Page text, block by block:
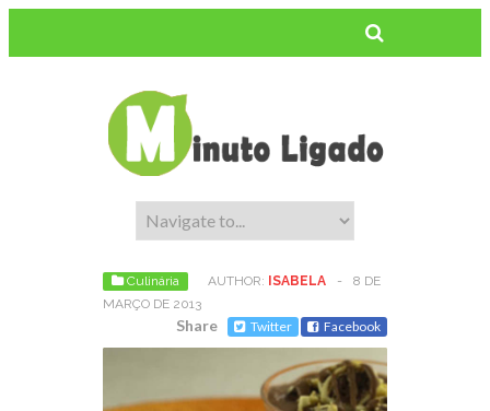
Culinária AUTHOR: ISABELA -
8 DE
MARÇO DE 2013
Share Twitter Facebook